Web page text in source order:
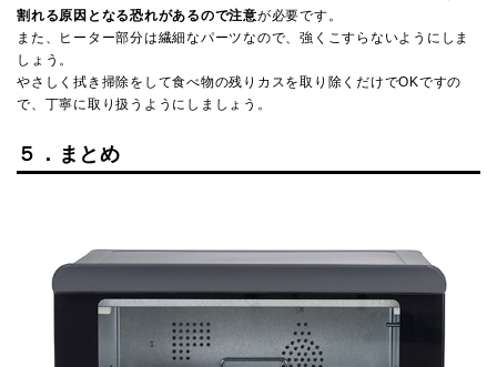
割れる原因となる恐れがあるので注意が必要です。
また、ヒーター部分は繊細なパーツなので、強くこすらないようにしま
しょう。
やさしく拭き掃除をして食べ物の残りカスを取り除くだけでOKですの
で、丁寧に取り扱うようにしましょう。
５．まとめ